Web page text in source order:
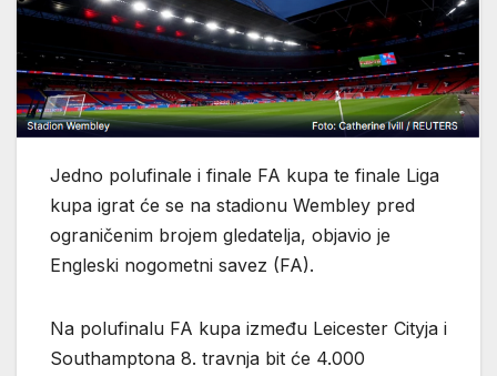
Jedno polufinale i finale FA kupa te finale Liga
kupa igrat će se na stadionu Wembley pred
ograničenim brojem gledatelja, objavio je
Engleski nogometni savez (FA).
Na polufinalu FA kupa između Leicester Cityja i
Southamptona 8. travnja bit će 4.000